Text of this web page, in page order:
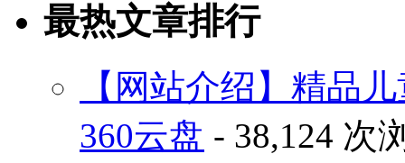
最热文章排行
【网站介绍】精品
360云盘 - 38,124 次